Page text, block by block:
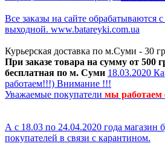
Все заказы на сайте обрабатываются
Курьерская доставка по м.Суми - 30
При заказе товара на сумму от 500
бесплатная по м. Суми 18.03.2020
работаем!!!) Внимание !!!
А с 18.03 по 24.04.2020 года магазин